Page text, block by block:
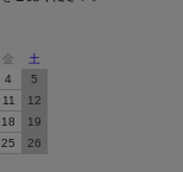
金
土
4
5
11
12
18
19
25
26